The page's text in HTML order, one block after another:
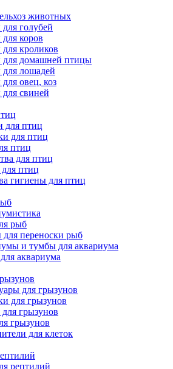
животных
голубей
коров
кроликов
для домашней птицы
лошадей
овец, коз
свиней
для птиц
для птиц
птиц
для птиц
птиц
гигиены для птиц
рыб
переноски рыб
и тумбы для аквариума
аквариума
для грызунов
для грызунов
грызунов
грызунов
для клеток
рептилий